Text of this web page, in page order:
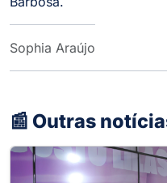
Sophia Araújo
📰 Outras